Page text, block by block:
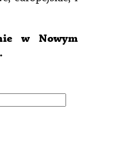
w Nowym